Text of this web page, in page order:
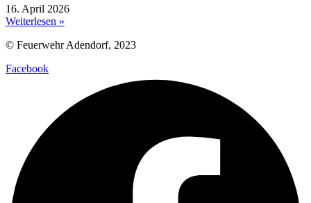
16. April 2026
Weiterlesen »
© Feuerwehr Adendorf, 2023
Facebook